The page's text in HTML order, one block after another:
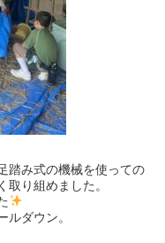
踏み式の機械を使っての
り組めました。
ルダウン。